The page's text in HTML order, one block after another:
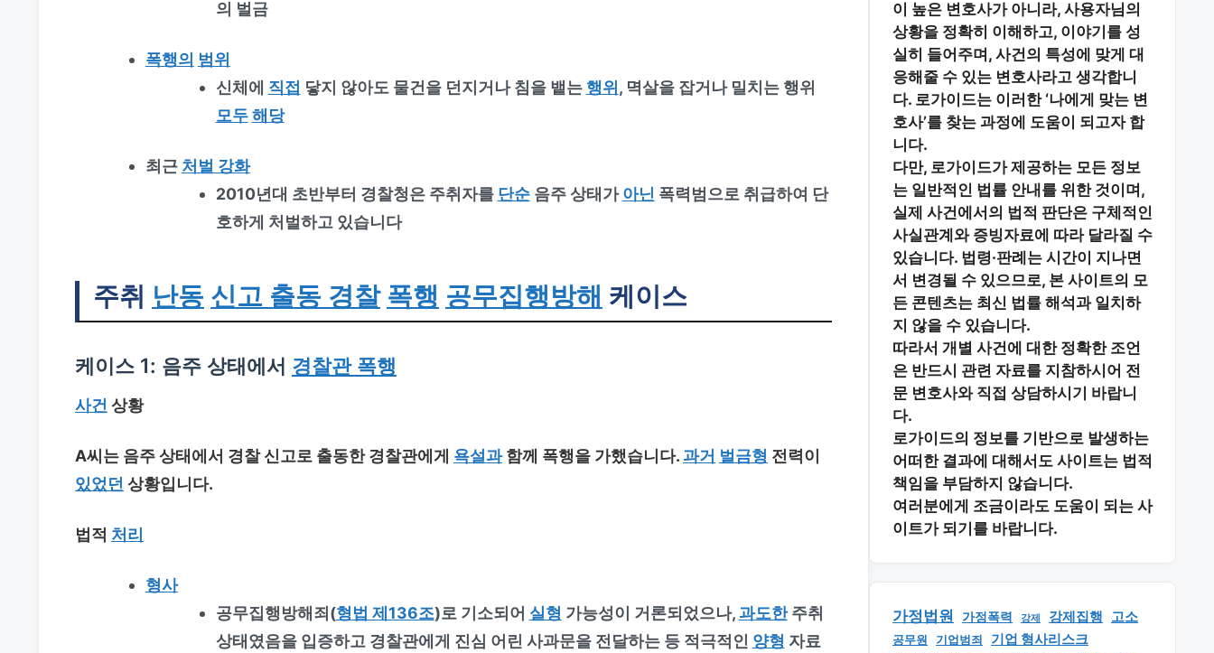
의 벌금
폭행의 범위
신체에 직접 닿지 않아도 물건을 던지거나 침을 뱉는 행위 , 멱살을 잡거나 밀치는 행위
모두 해당
최근 처벌 강화
2010년대 초반부터 경찰청은 주취자를 단순음주 상태가아닌 폭력범으로 취급하여 단
호하게 처벌하고 있습니다
주취 난동 신고 출동 경찰 폭행 공무집행방해 케이스
케이스 1: 음주 상태에서 경찰관 폭행
사건 상황
A씨는 음주 상태에서 경찰 신고로 출동한 경찰관에게 욕설과함께 폭행을 가했습니다. 과거 벌금형 전력이
있었던 상황입니다.
법적 처리
형사
공무집행방해죄(형법 제136조)로 기소되어 실형 가능성이 거론되었으나, 과도한주취
상태였음을 입증하고 경찰관에게 진심 어린 사과문을 전달하는 등 적극적인 양형 자료
이 높은 변호사가 아니라, 사용자님의
상황을 정확히 이해하고, 이야기를 성
실히 들어주며, 사건의 특성에 맞게 대
응해줄 수 있는 변호사라고 생각합니
다. 로가이드는 이러한 ‘나에게 맞는 변
호사’를 찾는 과정에 도움이 되고자 합
니다.
다만, 로가이드가 제공하는 모든 정보
는 일반적인 법률 안내 를 위한 것이며,
실제 사건에서의 법적 판단은 구체적인
사실관계와 증빙자료에 따라 달라질 수
있습니다. 법령·판례는 시간이 지나면
서 변경될 수 있으므로, 본 사이트의 모
든 콘텐츠는 최신 법률 해석과 일치하
지 않을 수 있습니다.
따라서 개별 사건에 대한 정확한 조언
은 반드시 관련 자료를 지참하시어 전
문 변호사와 직접 상담하시기 바랍니
다.
로가이드의 정보를 기반으로 발생하는
어떠한 결과에 대해서도 사이트는 법적
책임을 부담하지 않습니다.
여러분에게 조금이라도 도움이 되는 사
이트가 되기를 바랍니다.
가정법원 가정폭력 강제 강제집행 고소
공무원 기업범죄 기업 형사리스크